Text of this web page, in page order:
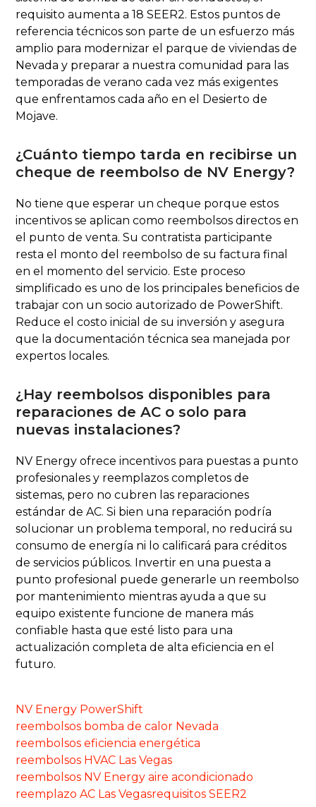
requisito aumenta a 18 SEER2. Estos puntos de
referencia técnicos son parte de un esfuerzo más
amplio para modernizar el parque de viviendas de
Nevada y preparar a nuestra comunidad para las
temporadas de verano cada vez más exigentes
que enfrentamos cada año en el Desierto de
Mojave.
¿Cuánto tiempo tarda en recibirse un
cheque de reembolso de NV Energy?
No tiene que esperar un cheque porque estos
incentivos se aplican como reembolsos directos en
el punto de venta. Su contratista participante
resta el monto del reembolso de su factura final
en el momento del servicio. Este proceso
simplificado es uno de los principales beneficios de
trabajar con un socio autorizado de PowerShift.
Reduce el costo inicial de su inversión y asegura
que la documentación técnica sea manejada por
expertos locales.
¿Hay reembolsos disponibles para
reparaciones de AC o solo para
nuevas instalaciones?
NV Energy ofrece incentivos para puestas a punto
profesionales y reemplazos completos de
sistemas, pero no cubren las reparaciones
estándar de AC. Si bien una reparación podría
solucionar un problema temporal, no reducirá su
consumo de energía ni lo calificará para créditos
de servicios públicos. Invertir en una puesta a
punto profesional puede generarle un reembolso
por mantenimiento mientras ayuda a que su
equipo existente funcione de manera más
confiable hasta que esté listo para una
actualización completa de alta eficiencia en el
futuro.
NV Energy PowerShift
reembolsos bomba de calor Nevada
reembolsos eficiencia energética
reembolsos HVAC Las Vegas
reembolsos NV Energy aire acondicionado
reemplazo AC Las Vegasrequisitos SEER2